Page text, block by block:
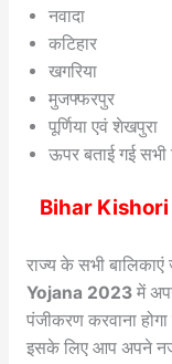
नवादा
कटिहार
खगरिया
मुजफ्फरपुर
पूर्णिया एवं शेखपुरा
ऊपर बताई गई
Bihar
राज्य के सभी बालिकाएं
Yojana 2023में
पंजीकरण करवाना
इसके लिए आप अपने